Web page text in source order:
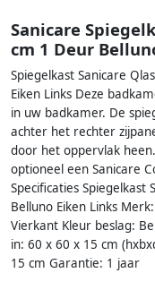
Sanicare
cm 1 Deur
Spiegelkast Sanicare
Eiken Links Deze
in uw badkamer. De
achter het rechter
door het oppervlak
optioneel een Sanicare
Specificaties Spiegelkast
Belluno Eiken Links
Vierkant Kleur beslag:
in: 60 x 60 x 15 cm
15 cm Garantie: 1 jaar